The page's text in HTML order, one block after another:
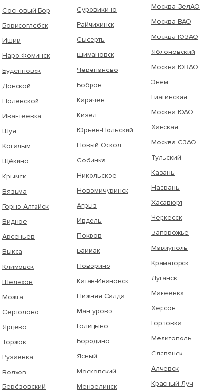
Сосновый Бор
Борисоглебск
Ишим
Наро-Фоминск
Будённовск
Донской
Полевской
Ивантеевка
Шуя
Когалым
Щёкино
Крымск
Вязьма
Горно-Алтайск
Видное
Арсеньев
Выкса
Климовск
Шелехов
Можга
Сертолово
Ярцево
Торжок
Рузаевка
Волхов
Берёзовский
Суровикино
Райчихинск
Сысерть
Шимановск
Черепаново
Бобров
Карачев
Кизел
Юрьев-Польский
Новый Оскол
Собинка
Никольское
Новомичуринск
Агрыз
Ивдель
Покров
Баймак
Поворино
Катав-Ивановск
Нижняя Салда
Мантурово
Голицыно
Бородино
Ясный
Московский
Мензелинск
Москва ЗелАО
Москва ВАО
Москва ЮЗАО
Яблоновский
Москва ЮВАО
Энем
Гиагинская
Москва ЮАО
Ханская
Москва СЗАО
Тульский
Казань
Назрань
Хасавюрт
Черкесск
Запорожье
Мариуполь
Краматорск
Луганск
Макеевка
Херсон
Горловка
Мелитополь
Славянск
Алчевск
Красный Луч